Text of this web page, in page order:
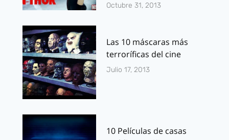
Octubre 31, 2013
Las 10 máscaras más
terroríficas del cine
Julio 17, 2013
10 Películas de casas